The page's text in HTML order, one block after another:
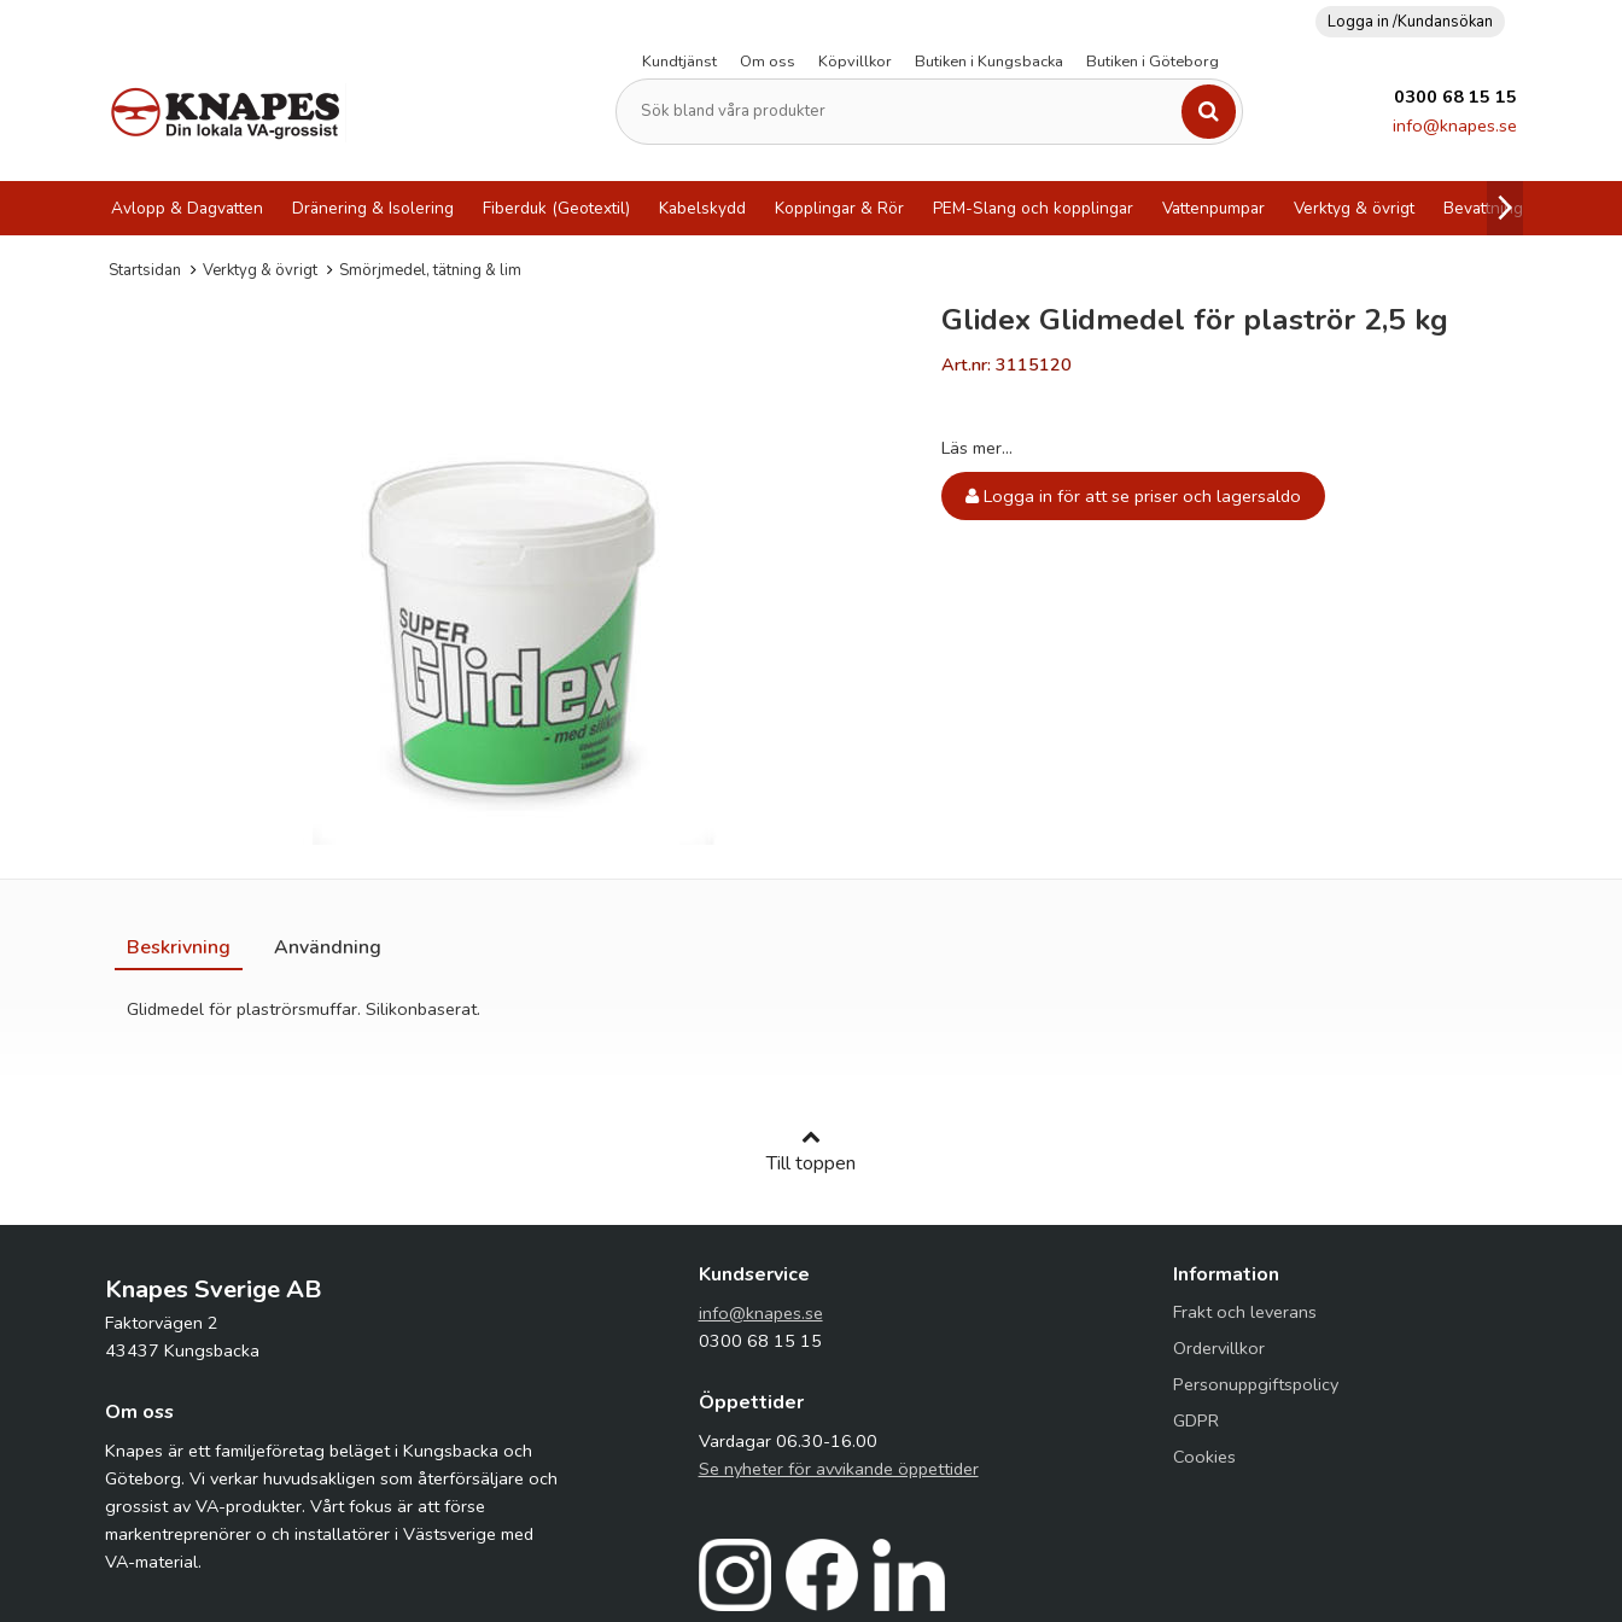
Logga in /Kundansökan
Kundtjänst
Om oss Köpvillkor Butiken i Kungsbacka Butiken i Göteborg
0300 68 15 15
info@knapes.se
Avlopp & Dagvatten Dränering & Isolering Fiberduk (Geotextil) Kabelskydd Kopplingar & Rör PEM-Slang och kopplingar Vattenpumpar Verktyg & övrigt Bevattning
Startsidan Verktyg & övrigt Smörjmedel, tätning & lim
Glidex Glidmedel för plaströr 2,5 kg
Art.nr: 3115120
Läs mer...
Logga in för att se priser och lagersaldo
Beskrivning Användning
Glidmedel för plaströrsmuffar. Silikonbaserat.
Till toppen
Knapes Sverige AB
Faktorvägen 2
43437 Kungsbacka
Om oss
Knapes är ett familjeföretag beläget i Kungsbacka och
Göteborg. Vi verkar huvudsakligen som återförsäljare och
grossist av VA-produkter. Vårt fokus är att förse
markentreprenörer o ch installatörer i Västsverige med
VA-material.
Kundservice
info@knapes.se
0300 68 15 15
Öppettider
Vardagar 06.30-16.00
Se nyheter för avvikande öppettider
Information
Frakt och leverans
Ordervillkor
Personuppgiftspolicy
GDPR
Cookies